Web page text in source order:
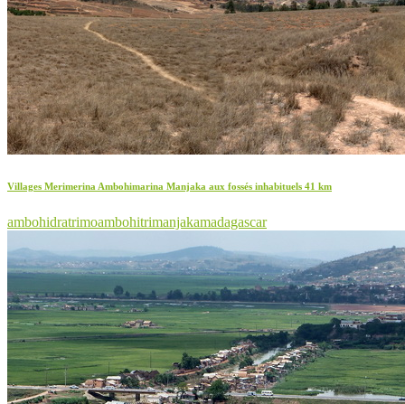
Villages Merimerina Ambohimarina Manjaka aux fossés inhabituels 41 km
ambohidratrimoambohitrimanjakamadagascar